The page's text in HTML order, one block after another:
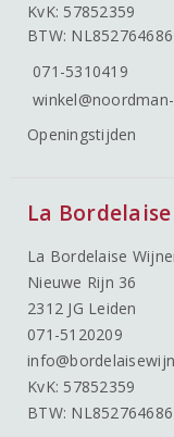
KvK: 57852359
BTW:
071-5310419
Openingstijden
La
La Bordelaise
Nieuwe Rijn 36
2312 JG Leiden
071-5120209
KvK: 57852359
BTW: